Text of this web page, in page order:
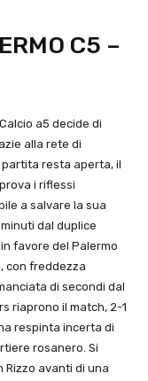
C5 –
a5 decide di
alla rete di
partita resta aperta, il
i riflessi
a salvare la sua
dal duplice
favore del Palermo
con freddezza
di secondi dal
riaprono il match, 2-1
respinta incerta di
rosanero. Si
Rizzo avanti di una